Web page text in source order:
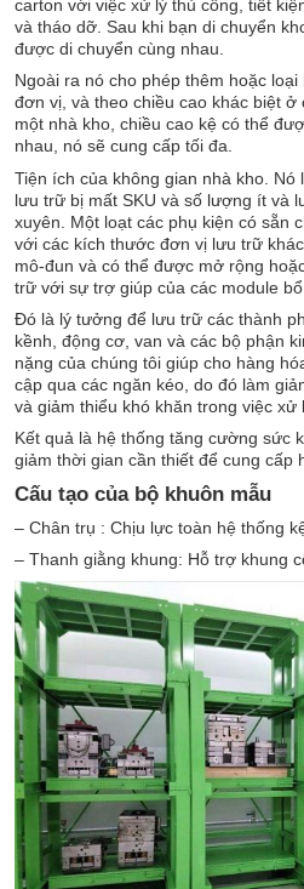
carton với việc xử lý thủ công, tiết
và tháo dỡ. Sau khi bạn di chuyển
được di chuyển cùng nhau.
Ngoài ra nó cho phép thêm hoặc
đơn vị, và theo chiều cao khác biệt ở
một nhà kho, chiều cao kệ có thể
nhau, nó sẽ cung cấp tối đa.
Tiện ích của không gian nhà kho.
lưu trữ bị mất SKU và số lượng ít và
xuyên. Một loạt các phụ kiện có sẵn
với các kích thước đơn vị lưu trữ
mô-đun và có thể được mở rộng
trữ với sự trợ giúp của các module bổ
Đó là lý tưởng để lưu trữ các thành
kềnh, động cơ, van và các bộ phận
nặng của chúng tôi giúp cho hàng
cập qua các ngăn kéo, do đó làm
và giảm thiểu khó khăn trong việc xử
Kết quả là hệ thống tăng cường sức
giảm thời gian cần thiết để cung cấp
Cấu tạo của bộ khuôn mẫu
– Chân trụ : Chịu lực toàn hệ thống
– Thanh giằng khung: Hỗ trợ khung